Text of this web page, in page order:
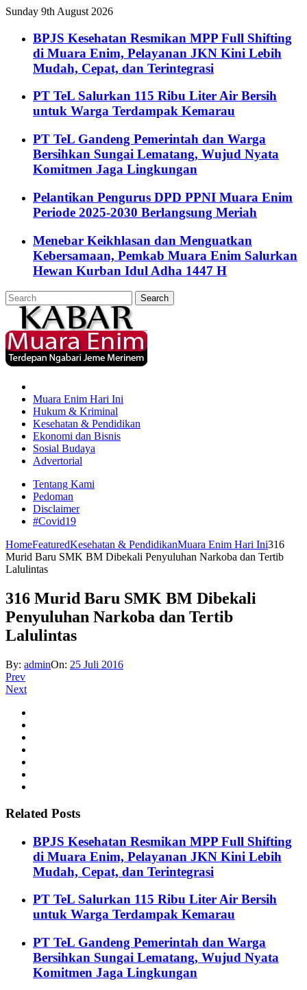
Sunday 9th August 2026
BPJS Kesehatan Resmikan MPP Full Shifting
di Muara Enim, Pelayanan JKN Kini Lebih
Mudah, Cepat, dan Terintegrasi
PT TeL Salurkan 115 Ribu Liter Air Bersih
untuk Warga Terdampak Kemarau
PT TeL Gandeng Pemerintah dan Warga
Bersihkan Sungai Lematang, Wujud Nyata
Komitmen Jaga Lingkungan
Pelantikan Pengurus DPD PPNI Muara Enim
Periode 2025-2030 Berlangsung Meriah
Menebar Keikhlasan dan Menguatkan
Kebersamaan, Pemkab Muara Enim Salurkan
Hewan Kurban Idul Adha 1447 H
Muara Enim Hari Ini
Hukum & Kriminal
Kesehatan & Pendidikan
Ekonomi dan Bisnis
Sosial Budaya
Advertorial
Tentang Kami
Pedoman
Disclaimer
#Covid19
HomeFeaturedKesehatan & PendidikanMuara Enim Hari Ini316
Murid Baru SMK BM Dibekali Penyuluhan Narkoba dan Tertib
Lalulintas
316 Murid Baru SMK BM Dibekali
Penyuluhan Narkoba dan Tertib
Lalulintas
By: adminOn: 25 Juli 2016
Prev
Next
Related Posts
BPJS Kesehatan Resmikan MPP Full Shifting
di Muara Enim, Pelayanan JKN Kini Lebih
Mudah, Cepat, dan Terintegrasi
PT TeL Salurkan 115 Ribu Liter Air Bersih
untuk Warga Terdampak Kemarau
PT TeL Gandeng Pemerintah dan Warga
Bersihkan Sungai Lematang, Wujud Nyata
Komitmen Jaga Lingkungan